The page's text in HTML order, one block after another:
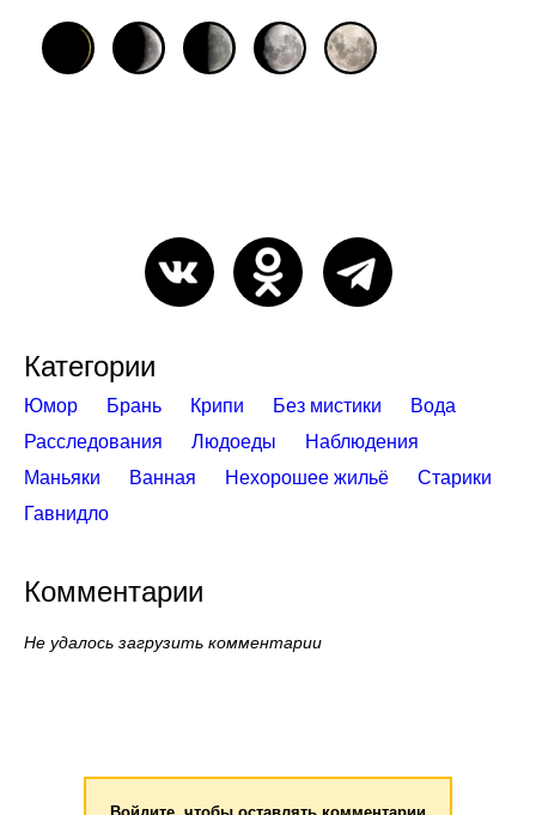
Категории
Юмор Брань Крипи Без мистики
Вода
Расследования
Людоеды
Наблюдения
Маньяки
Ванная Нехорошее жильё
Старики
Гавнидло
Комментарии
Не удалось загрузить комментарии